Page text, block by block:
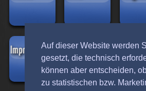
Auf dieser Website werden
gesetzt, die technisch
können aber entscheiden,
zu statistischen bzw.
Impressum Datenschutz